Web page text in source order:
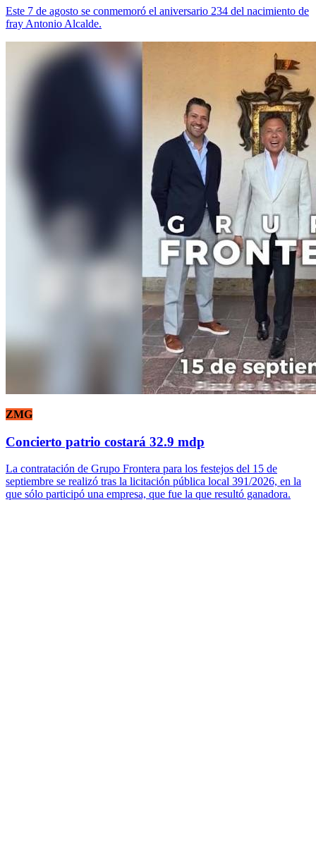
Este 7 de agosto se conmemoró el aniversario 234 del nacimiento de
fray Antonio Alcalde.
ZMG
Concierto patrio costará 32.9 mdp
La contratación de Grupo Frontera para los festejos del 15 de
septiembre se realizó tras la licitación pública local 391/2026, en la
que sólo participó una empresa, que fue la que resultó ganadora.